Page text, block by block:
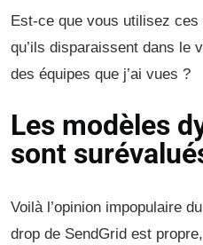
Est-ce que vous utilisez
qu’ils disparaissent dans le
des équipes que j’ai vues ?
Les modèles
sont
Voilà l’opinion impopulaire
drop de SendGrid est